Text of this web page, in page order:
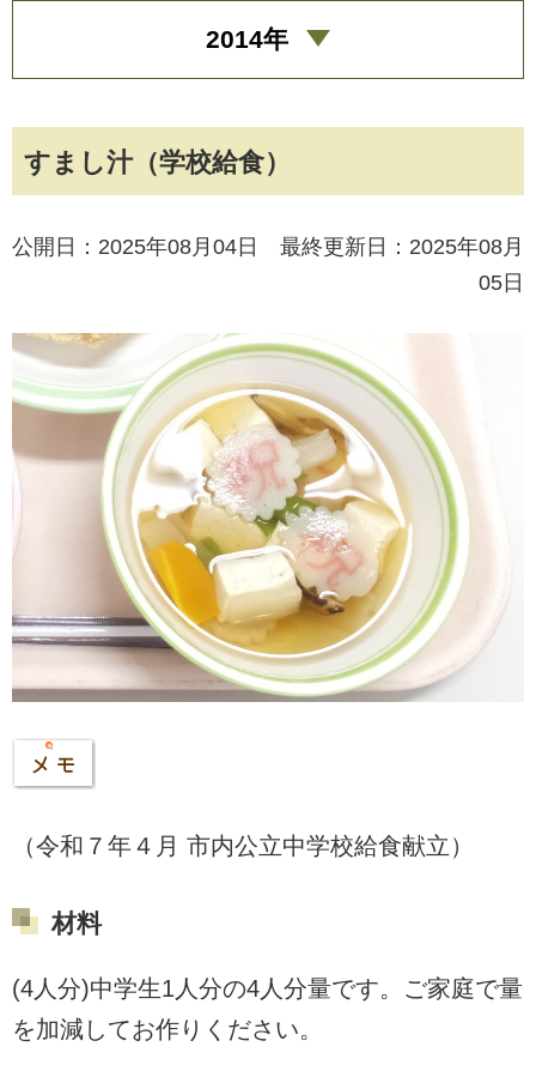
すまし汁（学校給食）
公開日：2025年08月04日 最終更新日：2025年08月
05日
（令和７年４月 市内公立中学校給食献立）
材料
(4人分)中学生1人分の4人分量です。ご家庭で量
を加減してお作りください。
2014年